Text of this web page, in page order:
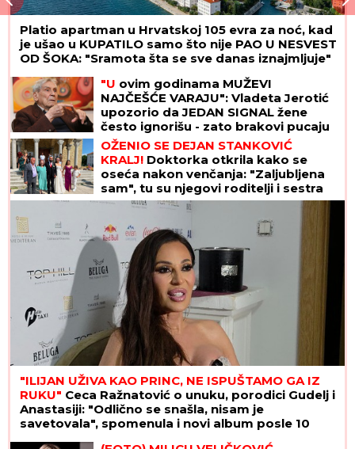
Platio apartman u Hrvatskoj 105 evra za noć, kad
je ušao u KUPATILO samo što nije PAO U NESVEST
OD ŠOKA: "Sramota šta se sve danas iznajmljuje"
"U ovim godinama MUŽEVI
NAJČEŠĆE VARAJU": Vladeta Jerotić
upozorio da JEDAN SIGNAL žene
često ignorišu - zato brakovi pucaju
OŽENIO SE DEJAN STANKOVIĆ
KRALJ! Doktorka otkrila kako se
oseća nakon venčanja: "Zaljubljena
sam", tu su njegovi roditelji i sestra
(VIDEO)
"ILIJAN UŽIVA KAO PRINC, NE ISPUŠTAMO GA IZ
RUKU" Ceca Ražnatović o unuku, porodici Gudelj i
Anastasiji: "Odlično se snašla, nisam je
savetovala", spomenula i novi album posle 10